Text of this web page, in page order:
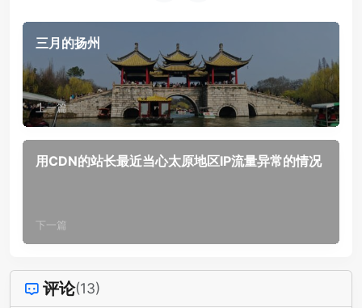
三月的扬州
上一篇
用CDN的站长最近当心太原地区IP流量异常的情况
下一篇
评论(13)